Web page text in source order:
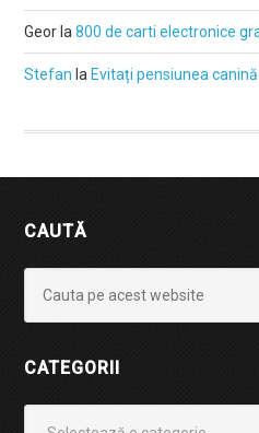
Geor la800 de carti electronice
Stefan la Evitați pensiunea
CAUTĂ
CATEGORII